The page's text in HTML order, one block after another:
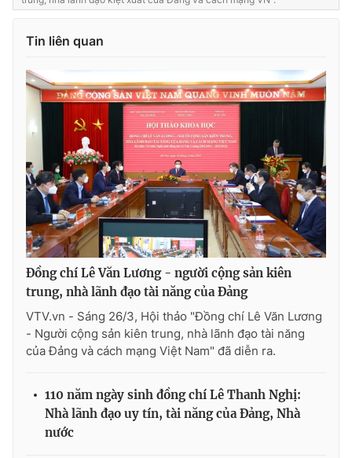
VTV Sức khoẻ
Thị trường 24h Tấm lòng Việt
VTV4 Vươn mình bằng AI
VTV9 VTV8
Liên hệ tòa soạn English
THỜI BÁO VTV
Theo dõi báo trên
Tin liên quan
Đồng chí Lê Văn Lương - người cộng sản kiên
trung, nhà lãnh đạo tài năng của Đảng
VTV.vn - Sáng 26/3, Hội thảo "Đồng chí Lê Văn Lương
- Người cộng sản kiên trung, nhà lãnh đạo tài năng
của Đảng và cách mạng Việt Nam" đã diễn ra.
110 năm ngày sinh đồng chí Lê Thanh Nghị:
Nhà lãnh đạo uy tín, tài năng của Đảng, Nhà
nước